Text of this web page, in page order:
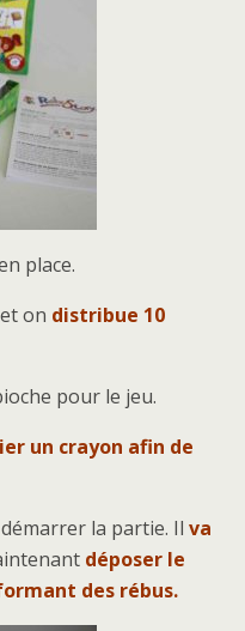
place.
on distribue 10
pour le jeu.
un crayon afin de
la partie. Il va
déposer le
des rébus.